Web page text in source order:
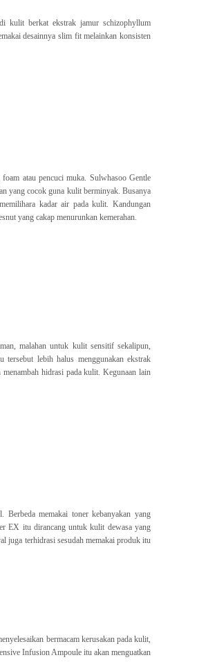
kulit berkat ekstrak jamur schizophyllum
desainnya slim fit melainkan konsisten
atau pencuci muka. Sulwhasoo Gentle
yang cocok guna kulit berminyak. Busanya
kadar air pada kulit. Kandungan
yang cakap menurunkan kemerahan.
malahan untuk kulit sensitif sekalipun,
lebih halus menggunakan ekstrak
hidrasi pada kulit. Kegunaan lain
memakai toner kebanyakan yang
EX itu dirancang untuk kulit dewasa yang
juga terhidrasi sesudah memakai produk itu
bermacam kerusakan pada kulit,
Infusion Ampoule itu akan menguatkan